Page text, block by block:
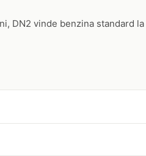
DN2 vinde benzina standard la